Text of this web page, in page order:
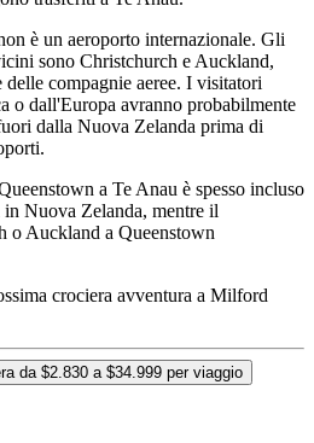
è un aeroporto internazionale. Gli
sono Christchurch e Auckland,
compagnie aeree. I visitatori
o dall'Europa avranno probabilmente
dalla Nuova Zelanda prima di
a Te Anau è spesso incluso
Nuova Zelanda, mentre il
o Auckland a Queenstown
crociera avventura a Milford
da $2.830 a $34.999 per viaggio